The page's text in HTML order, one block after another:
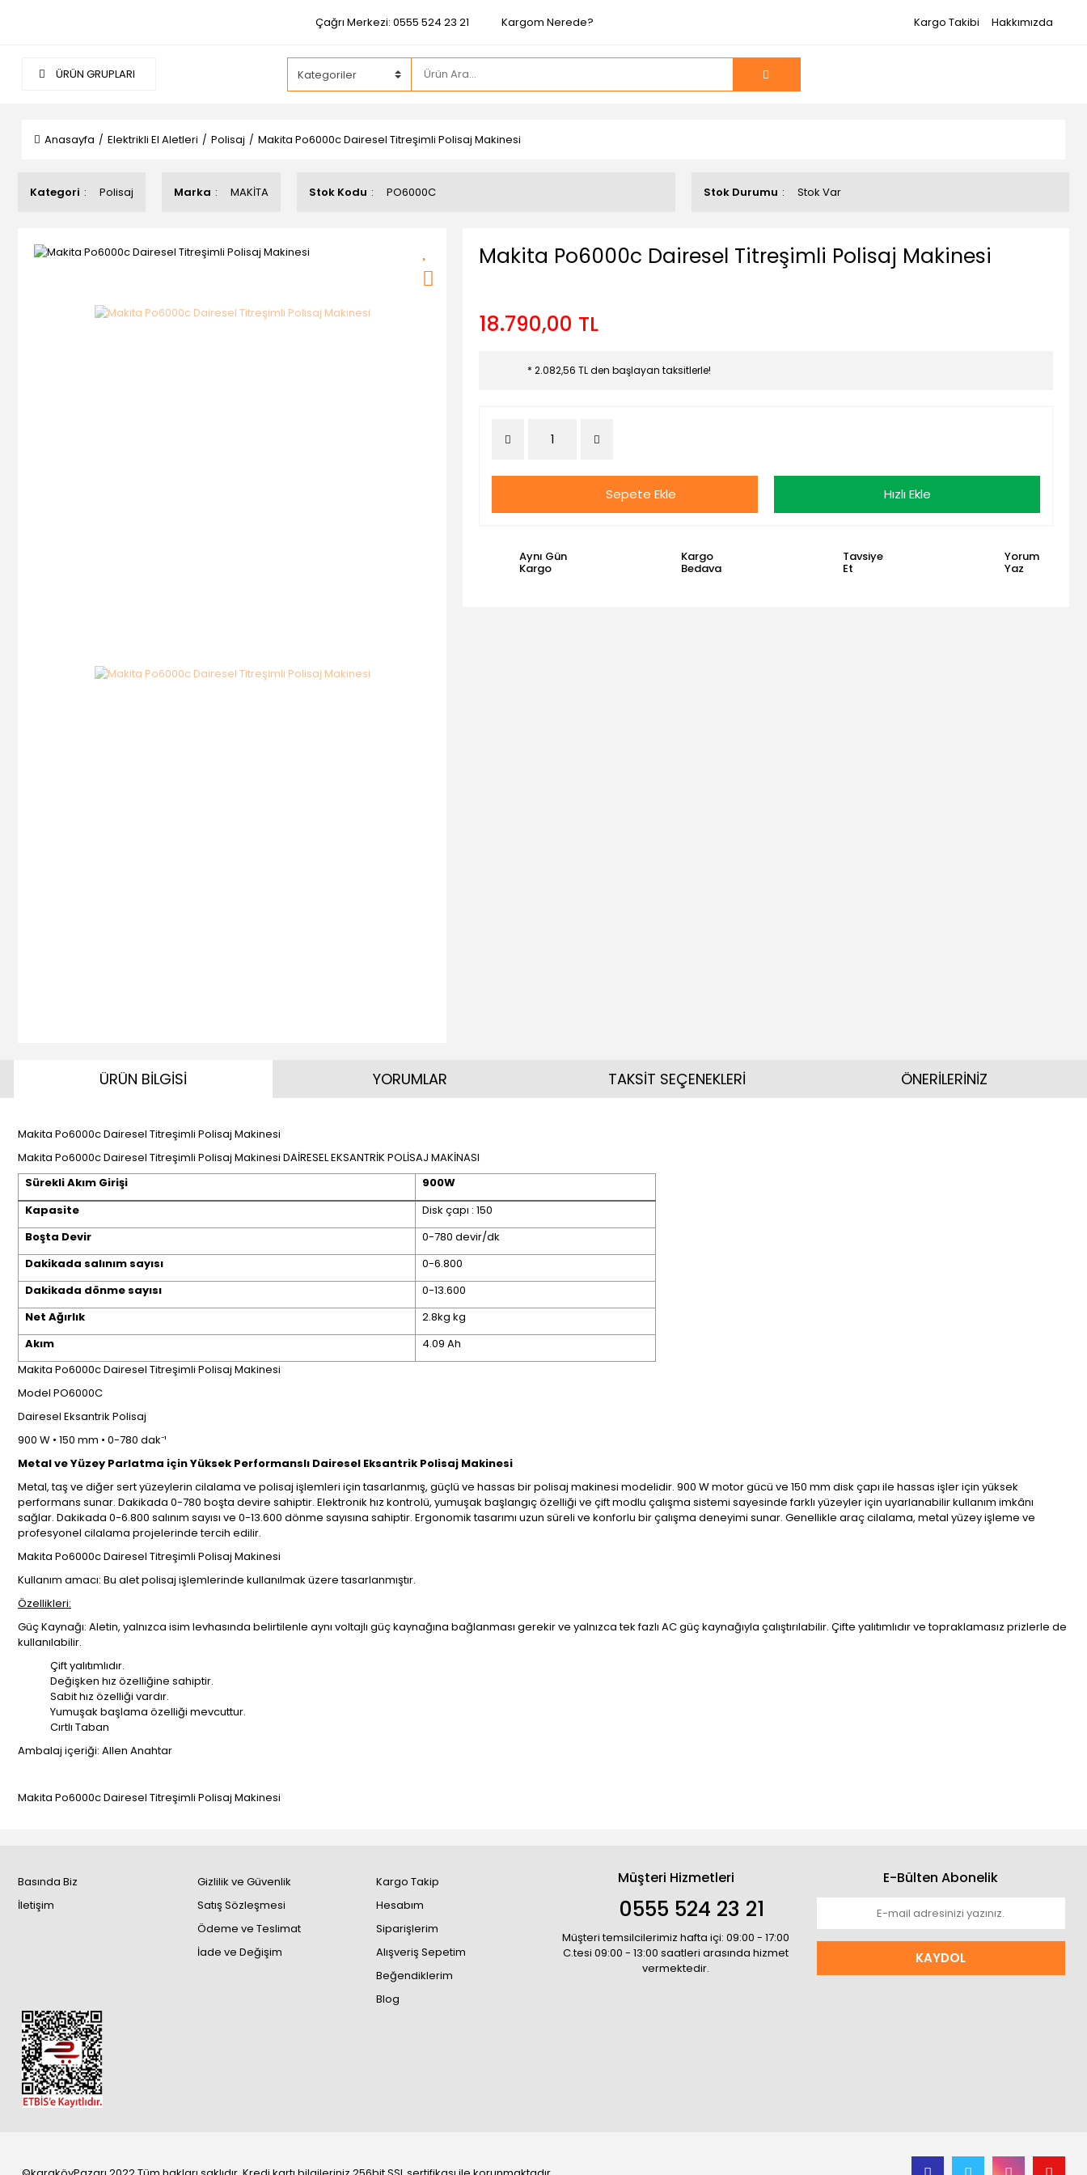
Çağrı Merkezi: 0555 524 23 21 Kargom Nerede? Kargo Takibi Hakkımızda
ÜRÜN GRUPLARI
Anasayfa Elektrikli El Aletleri Polisaj Makita Po6000c Dairesel Titreşimli Polisaj Makinesi
Kategori Polisaj Marka MAKİTA Stok Kodu PO6000C Stok Durumu Stok Var
Makita Po6000c Dairesel Titreşimli Polisaj Makinesi
18.790,00 TL
* 2.082,56 TL den başlayan taksitlerle!
Sepete Ekle Hızlı Ekle
Aynı Gün
Kargo
Kargo
Bedava
Tavsiye
Et
Yorum
Yaz
ÜRÜN BİLGİSİ
Makita Po6000c Dairesel Titreşimli Polisaj Makinesi
Makita Po6000c Dairesel Titreşimli Polisaj Makinesi DAİRESEL EKSANTRİK POLİSAJ MAKİNASI
Sürekli Akım Girişi
900W
Kapasite
Disk çapı : 150
Boşta Devir
0-780 devir/dk
Dakikada salınım sayısı
0-6.800
Dakikada dönme sayısı
0-13.600
Net Ağırlık
2.8kg kg
Akım
4.09 Ah
Makita Po6000c Dairesel Titreşimli Polisaj Makinesi
Model PO6000C
Dairesel Eksantrik Polisaj
900 W • 150 mm • 0-780 dak⁻¹
Metal ve Yüzey Parlatma için Yüksek Performanslı Dairesel Eksantrik Polisaj Makinesi
Metal, taş ve diğer sert yüzeylerin cilalama ve polisaj işlemleri için tasarlanmış, güçlü ve hassas bir polisaj makinesi modelidir. 900 W motor gücü ve 150 mm disk çapı ile hassas işler için yüksek
performans sunar. Dakikada 0-780 boşta devire sahiptir. Elektronik hız kontrolü, yumuşak başlangıç özelliği ve çift modlu çalışma sistemi sayesinde farklı yüzeyler için uyarlanabilir kullanım imkânı
sağlar. Dakikada 0-6.800 salınım sayısı ve 0-13.600 dönme sayısına sahiptir. Ergonomik tasarımı uzun süreli ve konforlu bir çalışma deneyimi sunar. Genellikle araç cilalama, metal yüzey işleme ve
profesyonel cilalama projelerinde tercih edilir.
Makita Po6000c Dairesel Titreşimli Polisaj Makinesi
Kullanım amacı: Bu alet polisaj işlemlerinde kullanılmak üzere tasarlanmıştır.
Özellikleri:
Güç Kaynağı: Aletin, yalnızca isim levhasında belirtilenle aynı voltajlı güç kaynağına bağlanması gerekir ve yalnızca tek fazlı AC güç kaynağıyla çalıştırılabilir. Çifte yalıtımlıdır ve topraklamasız prizlerle de
kullanılabilir.
Çift yalıtımlıdır.
Değişken hız özelliğine sahiptir.
Sabit hız özelliği vardır.
Yumuşak başlama özelliği mevcuttur.
Cırtlı Taban
Ambalaj içeriği: Allen Anahtar
Makita Po6000c Dairesel Titreşimli Polisaj Makinesi
YORUMLAR TAKSİT SEÇENEKLERİ ÖNERİLERİNİZ
Basında Biz
İletişim
Gizlilik ve Güvenlik
Satış Sözleşmesi
Ödeme ve Teslimat
İade ve Değişim
Kargo Takip
Hesabım
Siparişlerim
Alışveriş Sepetim
Beğendiklerim
Blog
Müşteri Hizmetleri
0555 524 23 21
Müşteri temsilcilerimiz hafta içi: 09:00 - 17:00
C.tesi 09:00 - 13:00 saatleri arasında hizmet
vermektedir.
E-Bülten Abonelik
KAYDOL